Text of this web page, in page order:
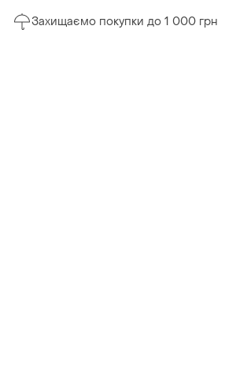
Захищаємо покупки до 1 000 грн